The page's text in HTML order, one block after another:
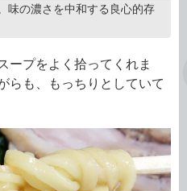
味の濃さを中和する良心的存
ープをよく拾ってくれま
らも、もっちりとしていて